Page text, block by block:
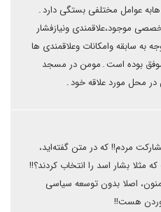
عوامل مختلفی بستگی دارد۔
موجود،علاقمندی ونیازفشار
به سابقه وامکانات وعلاقمندی ها
موفق بوده است۔مومن در مسجد
در محل مورد علاقه خود۔
مردم!! که در متن گفته‌اید،
هست که مثلا بشار اسد را انتخاب کردند؟!!
اصلا بدون توسعه سیاسی
هست!!